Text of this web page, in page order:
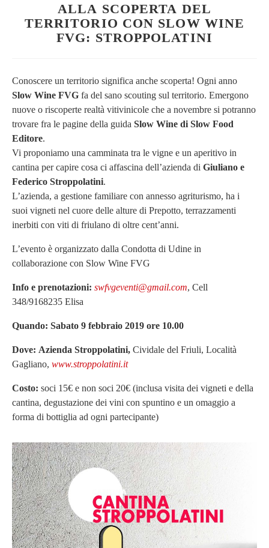
ALLA SCOPERTA DEL
TERRITORIO CON SLOW WINE
FVG: STROPPOLATINI
Conoscere un territorio significa anche scoperta! Ogni anno
Slow Wine FVG fa del sano scouting sul territorio. Emergono
nuove o riscoperte realtà vitivinicole che a novembre si potranno
trovare fra le pagine della guida Slow Wine di Slow Food
Editore.
Vi proponiamo una camminata tra le vigne e un aperitivo in
cantina per capire cosa ci affascina dell’azienda di Giuliano e
Federico Stroppolatini.
L’azienda, a gestione familiare con annesso agriturismo, ha i
suoi vigneti nel cuore delle alture di Prepotto, terrazzamenti
inerbiti con viti di friulano di oltre cent’anni.
L’evento è organizzato dalla Condotta di Udine in
collaborazione con Slow Wine FVG
Info e prenotazioni: swfvgeventi@gmail.com, Cell
348/9168235 Elisa
Quando: Sabato 9 febbraio 2019 ore 10.00
Dove: Azienda Stroppolatini, Cividale del Friuli, Località
Gagliano, www.stroppolatini.it
Costo: soci 15€ e non soci 20€ (inclusa visita dei vigneti e della
cantina, degustazione dei vini con spuntino e un omaggio a
forma di bottiglia ad ogni partecipante)